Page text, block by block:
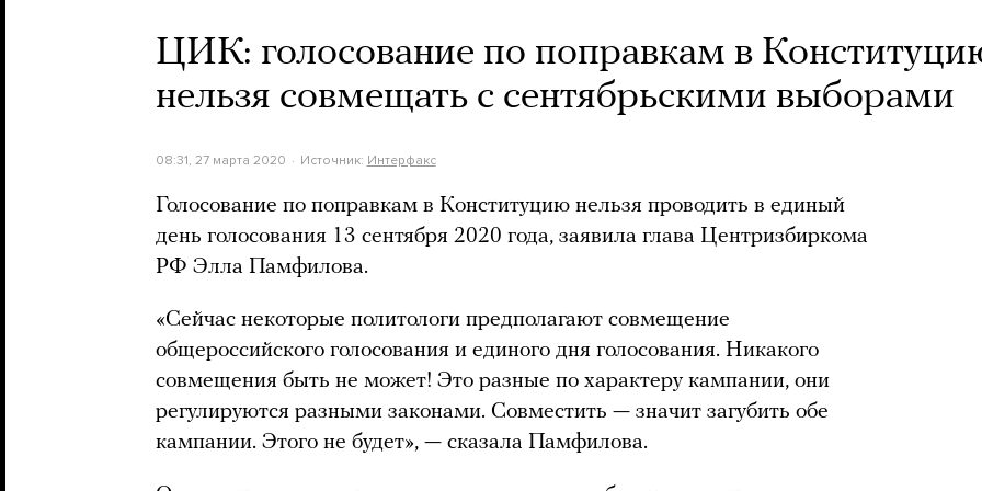
ЦИК: голосование по поправкам в
нельзя совмещать с сентябрьскими выборами
08:31, 27 марта 2020 Источник: Интерфакс
Голосование по поправкам в Конституцию нельзя проводить в единый
день голосования 13 сентября 2020 года, заявила глава Центризбиркома
РФ Элла Памфилова.
«Сейчас некоторые политологи предполагают совмещение
общероссийского голосования и единого дня голосования. Никакого
совмещения быть не может! Это разные по характеру кампании, они
регулируются разными законами. Совместить — значит загубить обе
кампании. Этого не будет», — сказала Памфилова.